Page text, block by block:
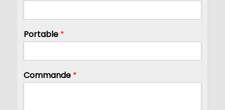
Portable *
Commande *